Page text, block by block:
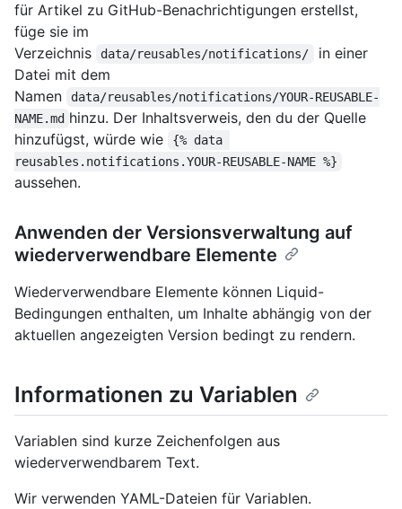
für Artikel zu GitHub-Benachrichtigungen erstellst,
füge sie im
Verzeichnis
data/reusables/notifications/
in einer
Datei mit dem
Namen
data/reusables/notifications/YOUR-REUSABLE-
NAME.md hinzu. Der Inhaltsverweis, den du der Quelle
hinzufügst, würde wie
{% data
reusables.notifications.YOUR-REUSABLE-NAME %}
aussehen.
Anwenden der Versionsverwaltung auf
wiederverwendbare Elemente
Wiederverwendbare Elemente können Liquid-
Bedingungen enthalten, um Inhalte abhängig von der
aktuellen angezeigten Version bedingt zu rendern.
Informationen zu Variablen
Variablen sind kurze Zeichenfolgen aus
wiederverwendbarem Text.
Wir verwenden YAML-Dateien für Variablen.